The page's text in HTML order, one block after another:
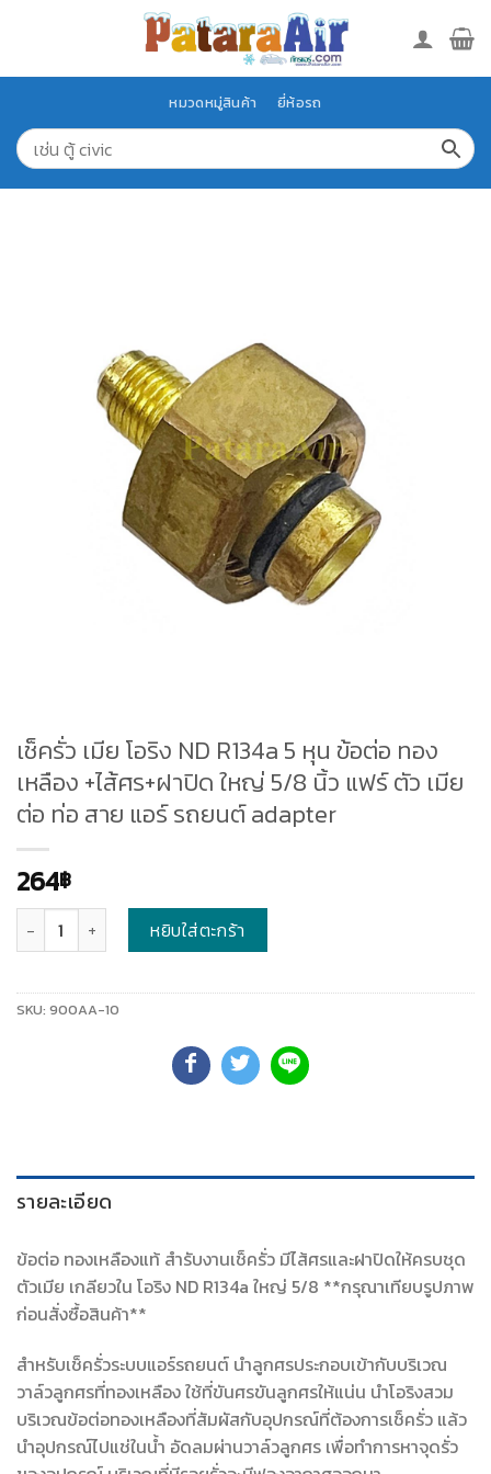
หมวดหมู่สินค้า ยี่ห้อรถ
เช็ครั่ว เมีย โอริง ND R134a 5 หุน ข้อต่อ ทอง
เหลือง +ไส้ศร+ฝาปิด ใหญ่ 5/8 นิ้ว แฟร์ ตัว เมีย
ต่อ ท่อ สาย แอร์ รถยนต์ adapter
264฿
หยิบใส่ตะกร้า
SKU: 900AA-10
รายละเอียด
ข้อต่อ ทองเหลืองแท้ สำรับงานเช็ครั่ว มีไส้ศรและฝาปิดให้ครบชุด
ตัวเมีย เกลียวใน โอริง ND R134a ใหญ่ 5/8 **กรุณาเทียบรูปภาพ
ก่อนสั่งซื้อสินค้า**
สำหรับเช็ครั่วระบบแอร์รถยนต์ นำลูกศรประกอบเข้ากับบริเวณ
วาล์วลูกศรที่ทองเหลือง ใช้ที่ขันศรขันลูกศรให้แน่น นำโอริงสวม
บริเวณข้อต่อทองเหลืองที่สัมผัสกับอุปกรณ์ที่ต้องการเช็ครั่ว แล้ว
นำอุปกรณ์ไปแช่ในน้ำ อัดลมผ่านวาล์วลูกศร เพื่อทำการหาจุดรั่ว